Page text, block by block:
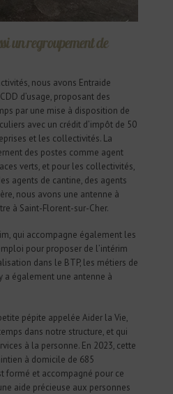
un regroupement de
nous avons Entraide
d’usage, proposant des
par une mise à disposition de
avec un crédit d’impôt de 50
et les collectivités. La
des postes comme agent
verts, et pour les collectivités,
agents de cantine, des agents
nous avons une antenne à
à Saint-Florent-sur-Cher.
qui accompagne également les
pour proposer de l’intérim
dans le BTP, les métiers de
a également une antenne à
pépite appelée Aider la Vie,
dans notre structure, et qui
à la personne. En 2023, cette
à domicile de 685
formé et accompagné pour ce
aide précieuse aux personnes